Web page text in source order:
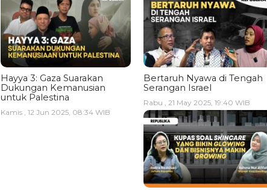
Hayya 3: Gaza Suarakan
Dukungan Kemanusian
untuk Palestina
Kamis , 12 Jun 2025, 08:34 WIB
Bertaruh Nyawa di Tengah
Serangan Israel
Rabu , 21 May 2025, 19:40 WIB